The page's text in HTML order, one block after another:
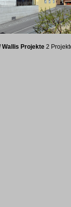
Wallis Projekte 2